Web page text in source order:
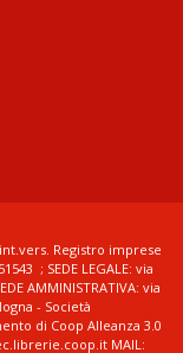
int.vers. Registro imprese
; SEDE LEGALE: via
AMMINISTRATIVA: via
- Società
di Coop Alleanza 3.0
MAIL: